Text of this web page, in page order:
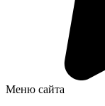
Меню сайта